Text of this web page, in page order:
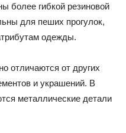
более гибкой резиновой
для пеших прогулок,
одежды.
отличаются от других
и украшений. В
металлические детали